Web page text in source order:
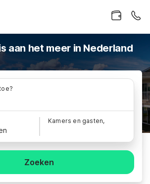
aan het meer in Nederland
Kamers en gasten,
Zoeken